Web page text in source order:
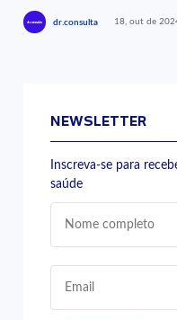
dr.consulta 18, out de
NEWSLETTER
Inscreva-se para
saúde